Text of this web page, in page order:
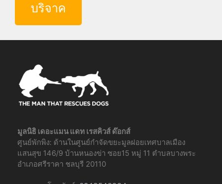
บริจาค
มูลนิธิ เดอะแมน แดท เรสคิวส์ ด๊อกส์
ศูนย์พักพิง: ด้านในศูนย์กำจัดขยะมูลฝอยเทศบาลเมือง
แสนสุข 146/9 บ้านหนองข่า ซอย15 หมู่ 11 ตำบลบางพระ
อำเภอศรีราคา ชลบุรี 20110